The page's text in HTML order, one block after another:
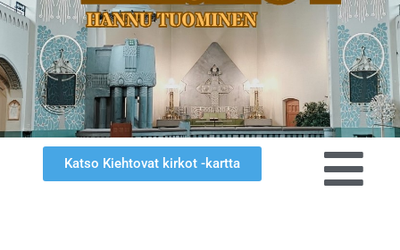
Katso Kiehtovat kirkot -kartta